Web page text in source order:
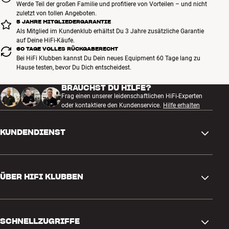
Werde Teil der großen Familie und profitiere von Vorteilen – und nicht
zuletzt von tollen Angeboten.
5 JAHRE MITGLIEDERGARANTIE
Als Mitglied im Kundenklub erhältst Du 3 Jahre zusätzliche Garantie
auf Deine HiFi-Käufe.
60 TAGE VOLLES RÜCKGABERECHT
Bei HiFi Klubben kannst Du Dein neues Equipment 60 Tage lang zu
Hause testen, bevor Du Dich entscheidest.
BRAUCHST DU HILFE?
Frag einen unserer leidenschaftlichen HiFi-Experten
oder kontaktiere den Kundenservice. Hilfe erhalten
KUNDENDIENST
Rückgabe und Reklamation
Bestellung widerrufen
ÜBER HIFI KLUBBEN
SCHNELLZUGRIFFE